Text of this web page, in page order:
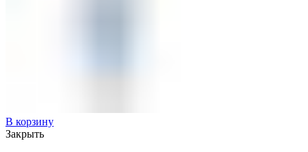
В корзину
Закрыть